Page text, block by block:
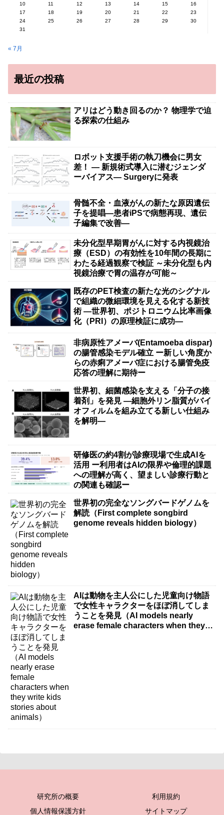
10
11 12 13 14 15
16
17
18 19 20 21 22
23
24
25 26 27 28 29
30
31
« 7月
最近の投稿
アリはどう動き回るのか？ 物理学で迫
る探索の仕組み
ロボット支援手術の執刀機会に男女
差！ — 新規術式導入に潜むジェンダ
ーバイアス— Surgeryに発表
骨髄不全・血液がんの新たな原因遺伝
子を提唱―患者iPSで病態再現、遺伝
子編集で改善―
未分化型早期胃がんに対する内視鏡治
療（ESD）の有効性を10年間の長期に
わたる経過観察で検証 ～未分化型も内
視鏡治療で胃の温存が可能～
既存のPET検査の新たな光のシグナル
で組織の微細環境を見える化する新技
術 ―世界初、ポジトロニウム比率画像
化（PRI）の原理検証に成功―
非病原性アメーバ(Entamoeba dispar)
の腸管感染モデル確立 ー新しい角度か
らの赤痢アメーバ症における腸管免疫
応答の理解に期待ー
世界初、細菌感染を支える「分子の接
着剤」を発見 ―細胞外リン脂質がバイ
オフィルムを組み立てる新しい仕組み
を解明―
研修医の約4割が診療現場で生成AIを
活用 ー利用者はAIの限界や倫理的課題
への理解が高く、望ましい診療行動と
の関連も確認ー
世界初の完全なソングバードゲノムを
解読（First complete songbird
genome reveals hidden biology）
AIは動物を主人公にした児童向け物語
で女性キャラクターをほぼ消してしま
うことを発見（AI models nearly
erase female characters when they
研究所の概要
利用規約
個人情報保護方針
サイトマップ